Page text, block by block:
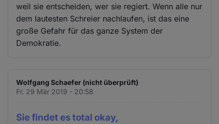
weil sie entscheiden, wer sie regiert. Wenn alle nur
dem lautesten Schreier nachlaufen, ist das eine
große Gefahr für das ganze System der
Demokratie.
Wolfgang Schaefer (nicht überprüft)
Fr. 29 Mär 2019 - 20:58
Sie findet es total okay,